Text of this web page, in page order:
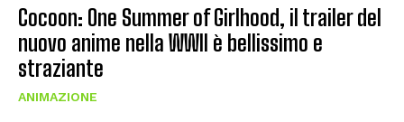
Cocoon: One Summer of Girlhood, il trailer del
nuovo anime nella WWII è bellissimo e
straziante
ANIMAZIONE